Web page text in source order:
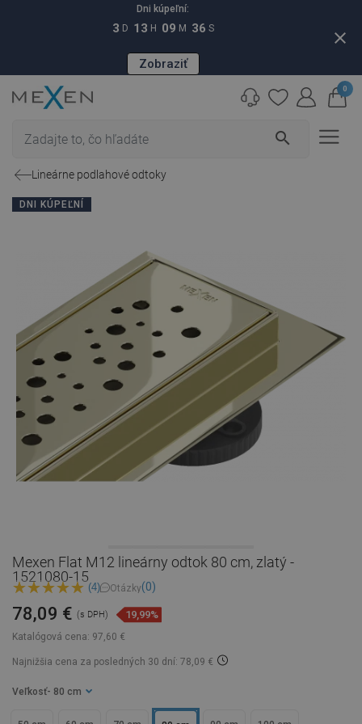
Dni kúpeľní:
3 D 13 H 09 M 35 S
Zobraziť
close
search
0
Lineárne podlahové odtoky
DNI KÚPEĽNÍ
Mexen Flat M12 lineárny odtok 80 cm, zlatý -
1521080-15
(4) Otázky(0)
Katalógová cena: 97,60 €
78,09 € (s DPH) 19,99%
Najnižšia cena za posledných 30 dní: 78,09 €
Veľkosť - 80 cm